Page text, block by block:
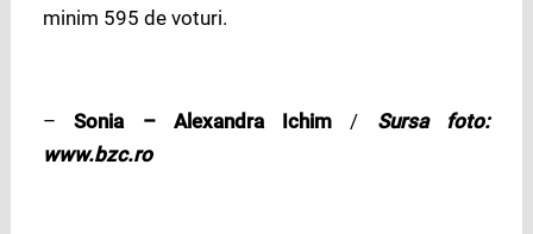
minim 595 de voturi.
–Sonia – Alexandra Ichim / Sursa foto:
www.bzc.ro